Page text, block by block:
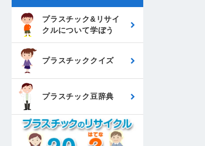
プラスチック&リサイ
クルについて学ぼう
プラスチッククイズ
プラスチック豆辞典